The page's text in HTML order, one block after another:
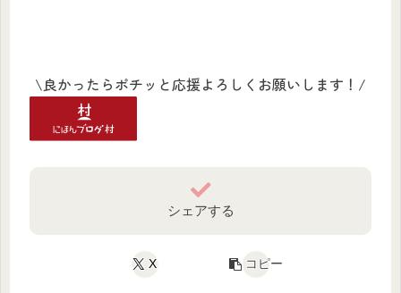
\良かったらポチッと応援よろしくお願いします！/
シェアする
X コピー